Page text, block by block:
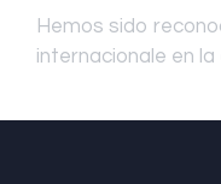
Hemos sido
internacionale en